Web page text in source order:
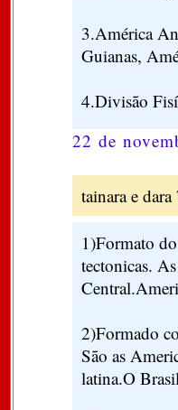
3.América
Guianas,
4.Divisão
22 de
tainara e
1)Formato
tectonicas.
2)Formado
São as
latina.O